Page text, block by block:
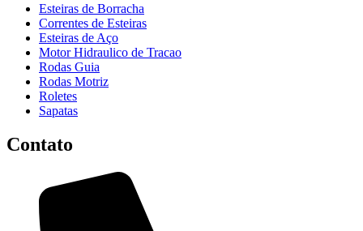
Esteiras de Borracha
Correntes de Esteiras
Esteiras de Aço
Motor Hidraulico de Tracao
Rodas Guia
Rodas Motriz
Roletes
Sapatas
Contato